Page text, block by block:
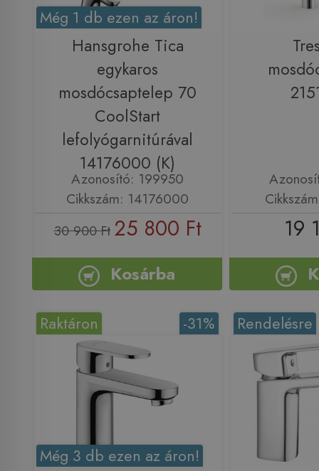
Még 1 db ezen az áron!
Hansgrohe Tica
egykaros
mosdócsaptelep 70
CoolStart
lefolyógarnitúrával
14176000 (K)
Azonosító: 199950
Cikkszám: 14176000
30 900 Ft 25 800 Ft
Kosárba
19
-31%
Raktáron
Még 3 db ezen az áron!
Rendelésre